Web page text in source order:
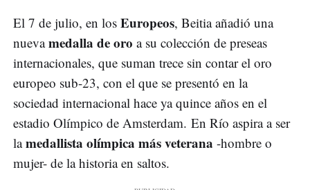
El 7 de julio, en los Europeos, Beitia añadió una
nuevamedalla de oro a su colección de preseas
internacionales, que suman trece sin contar el oro
europeo sub-23, con el que se presentó en la
sociedad internacional hace ya quince años en el
estadio Olímpico de Amsterdam. En Río aspira a ser
lamedallista olímpica más veterana -hombre o
mujer- de la historia en saltos.